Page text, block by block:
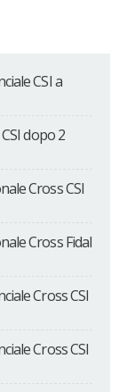
CSI a
dopo 2
Cross CSI
Cross Fidal
Cross CSI
Cross CSI